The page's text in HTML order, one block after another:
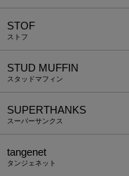
STOF
ストフ
STUD MUFFIN
スタッドマフィン
SUPERTHANKS
スーパーサンクス
tangenet
タンジェネット